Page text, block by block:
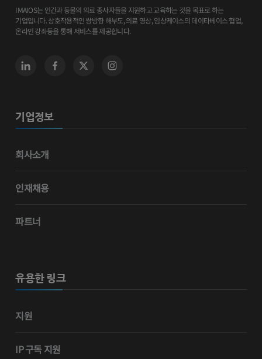
IMAIOS는 인간과 동물의 의료 종사자들을 지원하고 교육하는 것을 목표로 하는
기업입니다. 상호작용적인 쌍방향 해부도, 의료 영상, 임상케이스의 데이타베이스 협업,
온라인 강좌등을 통해 서비스를 제공합니다.
기업정보
회사소개
인재채용
파트너
유용한 링크
지원
IP 구독 지원